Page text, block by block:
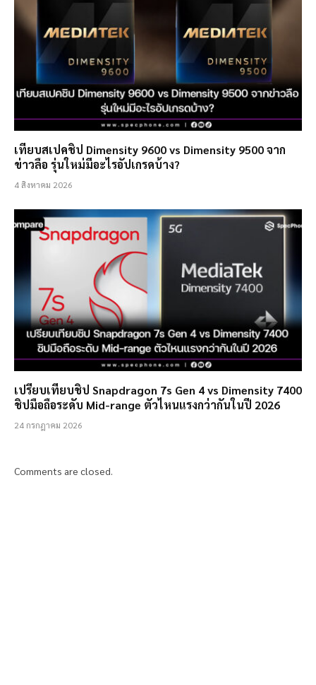
เทียบสเปคชิป Dimensity 9600 vs Dimensity 9500 จาก
ข่าวลือ รุ่นใหม่มีอะไรอัปเกรดบ้าง?
4 สิงหาคม 2026
เปรียบเทียบชิป Snapdragon 7s Gen 4 vs Dimensity 7400
ชิปมือถือระดับ Mid-range ตัวไหนแรงกว่ากันในปี 2026
24 กรกฎาคม 2026
Comments are closed.